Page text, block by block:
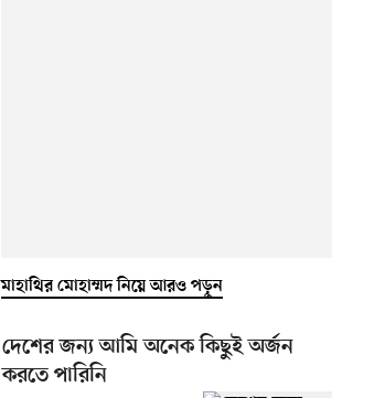
মাহাথির মোহাম্মদ নিয়ে আরও পড়ুন
দেশের জন্য আমি অনেক কিছুই অর্জন
করতে পারিনি